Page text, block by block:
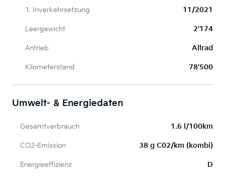
1. Inverkehrsetzung 11/2021
Leergewicht 2'174
Antrieb Allrad
Kilometerstand 78'500
Umwelt- & Energiedaten
Gesamtverbrauch 1.6 l/100km
CO2-Emission 38 g C02/km (kombi)
Energieeffizienz D